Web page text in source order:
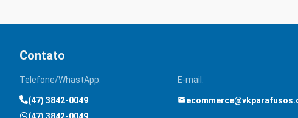
Contato
Telefone/WhastApp:
(47) 3842-0049
E-mail: